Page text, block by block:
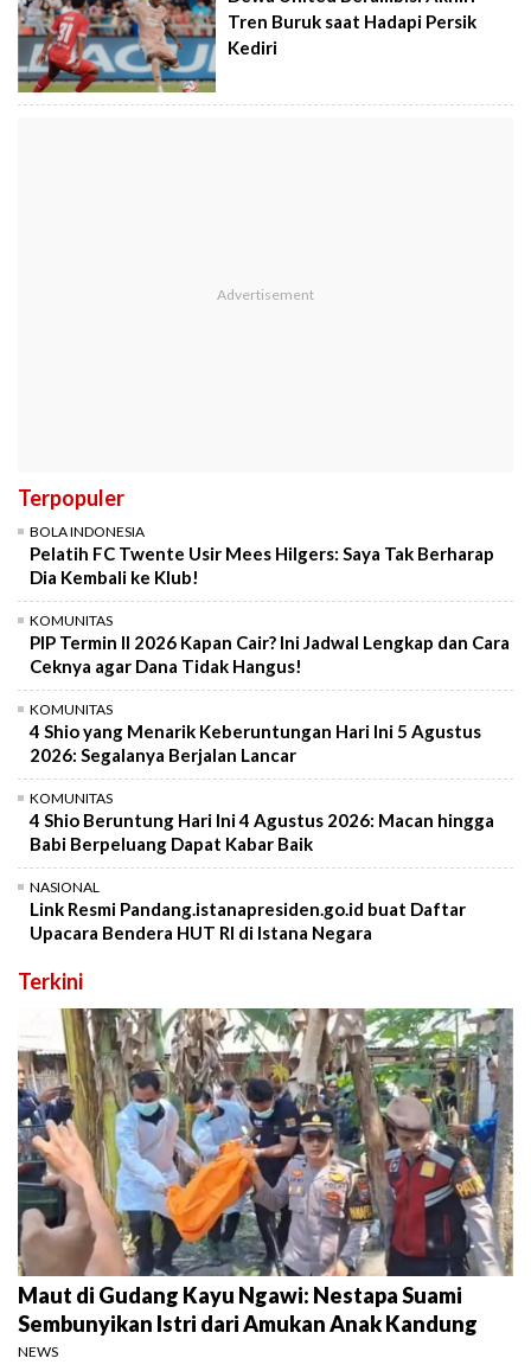
Tren Buruk saat Hadapi Persik
Kediri
Terpopuler
BOLA INDONESIA
Pelatih FC Twente Usir Mees Hilgers: Saya Tak Berharap
Dia Kembali ke Klub!
KOMUNITAS
PIP Termin II 2026 Kapan Cair? Ini Jadwal Lengkap dan Cara
Ceknya agar Dana Tidak Hangus!
KOMUNITAS
4 Shio yang Menarik Keberuntungan Hari Ini 5 Agustus
2026: Segalanya Berjalan Lancar
KOMUNITAS
4 Shio Beruntung Hari Ini 4 Agustus 2026: Macan hingga
Babi Berpeluang Dapat Kabar Baik
NASIONAL
Link Resmi Pandang.istanapresiden.go.id buat Daftar
Upacara Bendera HUT RI di Istana Negara
Terkini
Maut di Gudang Kayu Ngawi: Nestapa Suami
Sembunyikan Istri dari Amukan Anak Kandung
NEWS